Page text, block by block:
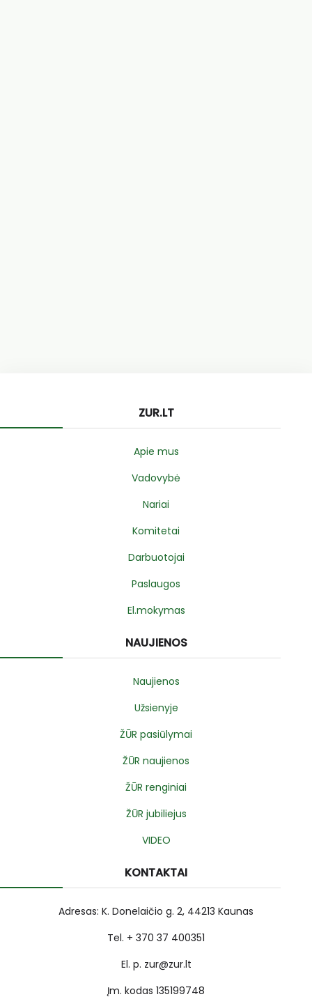
ZUR.LT
Apie mus
Vadovybė
Nariai
Komitetai
Darbuotojai
Paslaugos
El.mokymas
NAUJIENOS
Naujienos
Užsienyje
ŽŪR pasiūlymai
ŽŪR naujienos
ŽŪR renginiai
ŽŪR jubiliejus
VIDEO
KONTAKTAI
Adresas: K. Donelaičio g. 2, 44213 Kaunas
Tel. + 370 37 400351
El. p. zur@zur.lt
Įm. kodas 135199748